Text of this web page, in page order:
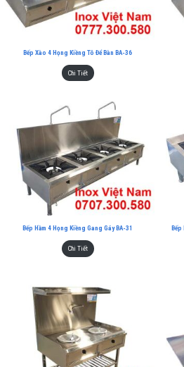
Bếp Xào 4 Họng Kiềng Tô Để Bàn BA-36
Chi Tiết
Bếp Hầm 4 Họng Kiềng Gang Gáy BA-31
Chi Tiết
Bếp